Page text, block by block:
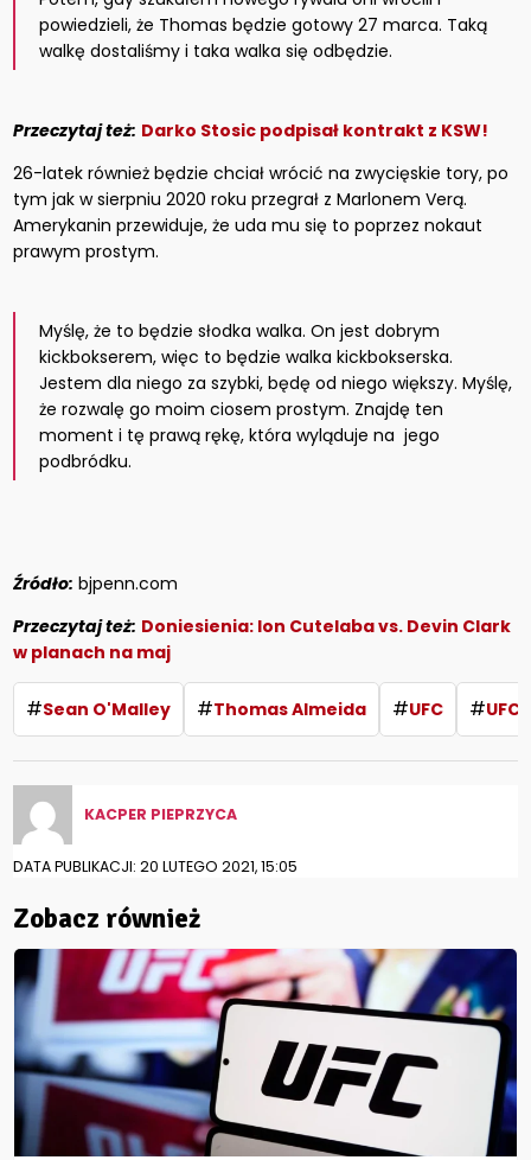
powiedzieli, że Thomas będzie gotowy 27 marca. Taką
walkę dostaliśmy i taka walka się odbędzie.
Przeczytaj też: Darko Stosic podpisał kontrakt z KSW!
26-latek również będzie chciał wrócić na zwycięskie tory, po
tym jak w sierpniu 2020 roku przegrał z Marlonem Verą.
Amerykanin przewiduje, że uda mu się to poprzez nokaut
prawym prostym.
Myślę, że to będzie słodka walka. On jest dobrym
kickbokserem, więc to będzie walka kickbokserska.
Jestem dla niego za szybki, będę od niego większy. Myślę,
że rozwalę go moim ciosem prostym. Znajdę ten
moment i tę prawą rękę, która wyląduje na jego
podbródku.
Źródło: bjpenn.com
Przeczytaj też: Doniesienia: Ion Cutelaba vs. Devin Clark
w planach na maj
#Sean O'Malley #Thomas Almeida #UFC #UFC
KACPER PIEPRZYCA
DATA PUBLIKACJI: 20 LUTEGO 2021, 15:05
Zobacz również